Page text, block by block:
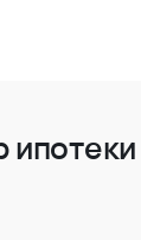
ипотеки